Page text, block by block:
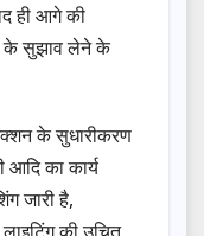
ही आगे की
के सुझाव लेने के
जंक्शन के सुधारीकरण
आदि का कार्य
जारी है,